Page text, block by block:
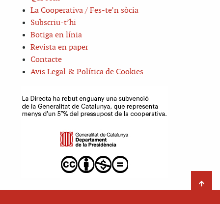
La Cooperativa / Fes-te’n sòcia
Subscriu-t’hi
Botiga en línia
Revista en paper
Contacte
Avis Legal & Política de Cookies